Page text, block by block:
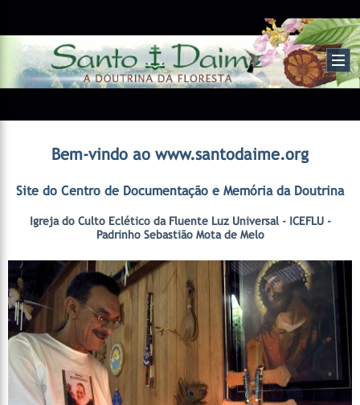
Bem-vindo ao www.santodaime.org
Site do Centro de Documentação e Memória da Doutrina
Igreja do Culto Eclético da Fluente Luz Universal - ICEFLU -
Padrinho Sebastião Mota de Melo